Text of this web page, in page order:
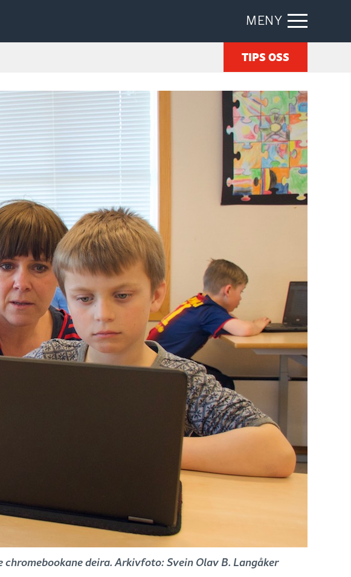
MENY
TIPS OSS
chromebookane deira. Arkivfoto: Svein Olav B. Langåker